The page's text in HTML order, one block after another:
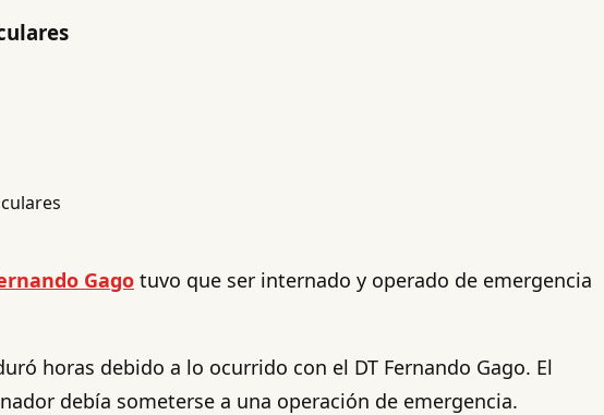
Gago tuvo que ser internado y operado de emergencia
horas debido a lo ocurrido con el DT Fernando Gago. El
debía someterse a una operación de emergencia.